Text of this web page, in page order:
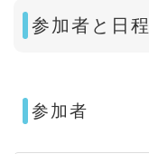
参加者と日程
参加者